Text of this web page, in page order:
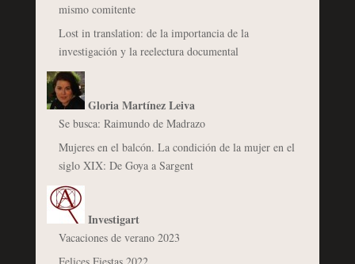
mismo comitente
Lost in translation: de la importancia de la
investigación y la reelectura documental
Gloria Martínez Leiva
Se busca: Raimundo de Madrazo
Mujeres en el balcón. La condición de la mujer en el
siglo XIX: De Goya a Sargent
Investigart
Vacaciones de verano 2023